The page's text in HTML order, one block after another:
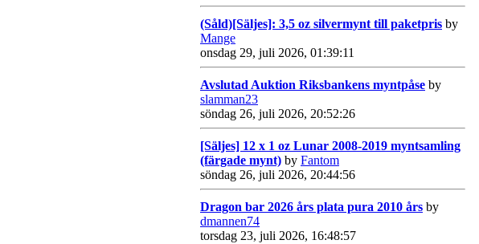
(Såld)[Säljes]: 3,5 oz silvermynt till paketpris by
Mange
onsdag 29, juli 2026, 01:39:11
Avslutad Auktion Riksbankens myntpåse by
slamman23
söndag 26, juli 2026, 20:52:26
[Säljes] 12 x 1 oz Lunar 2008-2019 myntsamling
(färgade mynt) by Fantom
söndag 26, juli 2026, 20:44:56
Dragon bar 2026 års plata pura 2010 års by
dmannen74
torsdag 23, juli 2026, 16:48:57